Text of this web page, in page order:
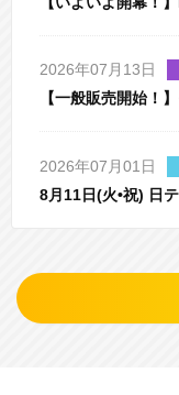
2026年07月13日
【一般販売開始！
2026年07月01日
8月11日(火•祝) 日